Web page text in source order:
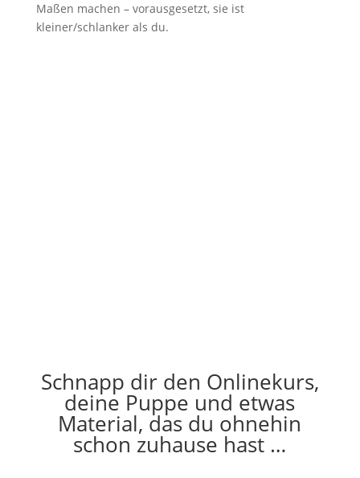
Maßen machen – vorausgesetzt, sie ist
kleiner/schlanker als du.
Schnapp dir den Onlinekurs,
deine Puppe und etwas
Material, das du ohnehin
schon zuhause hast …